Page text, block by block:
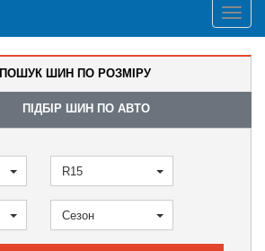
ПОШУК ШИН ПО РОЗМІРУ
ПІДБІР ШИН ПО АВТО
R15
Сезон